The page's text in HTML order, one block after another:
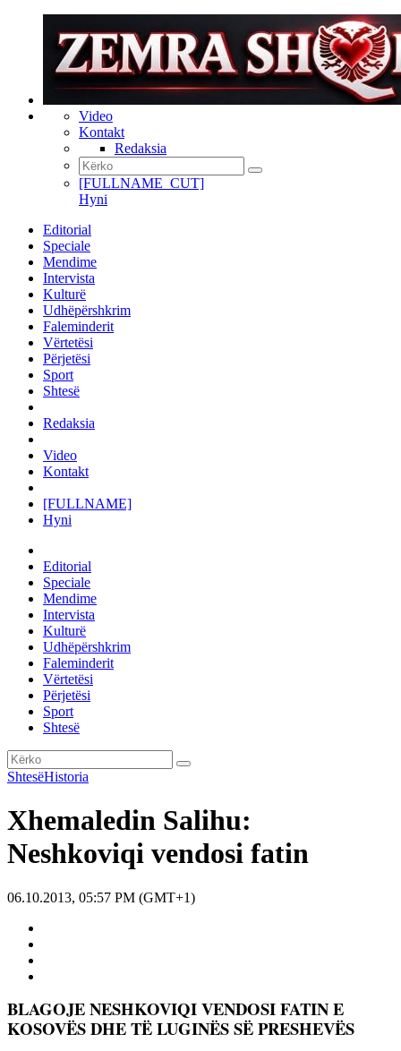
Video
Kontakt
Redaksia
[FULLNAME_CUT]
Hyni
Editorial
Speciale
Mendime
Intervista
Kulturë
Udhëpërshkrim
Faleminderit
Vërtetësi
Përjetësi
Sport
Shtesë
Redaksia
Video
Kontakt
[FULLNAME]
Hyni
Editorial
Speciale
Mendime
Intervista
Kulturë
Udhëpërshkrim
Faleminderit
Vërtetësi
Përjetësi
Sport
Shtesë
ShtesëHistoria
Xhemaledin Salihu:
Neshkoviqi vendosi fatin
06.10.2013, 05:57 PM (GMT+1)
BLAGOJE NESHKOVIQI VENDOSI FATIN E
KOSOVËS DHE TË LUGINËS SË PRESHEVËS